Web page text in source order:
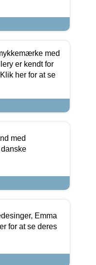
med
er kendt for
her for at se
med
Emma
for at se deres